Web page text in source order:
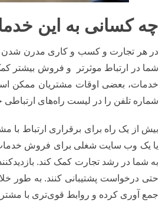
چه کسانی به این
در هر تجارت و کسب و کاری مدرن شدن و
شما در ارتباط موثرتر و فروش بیشتر
خدمات، بعضی اوقات مشتریان ممکن
شماره تلفن را در لیست راه‌های ارتباطی
بیش از یک راه برای برقراری ارتباط
یا یک وب سایت شغلی برای فروش خدمات،
به شما در رشد تجارت کمک کند.
جمع آوری کرده و روابط قوی‌تری با